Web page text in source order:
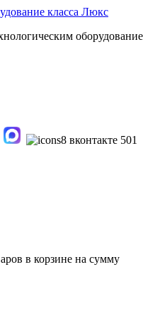
в корзине на сумму